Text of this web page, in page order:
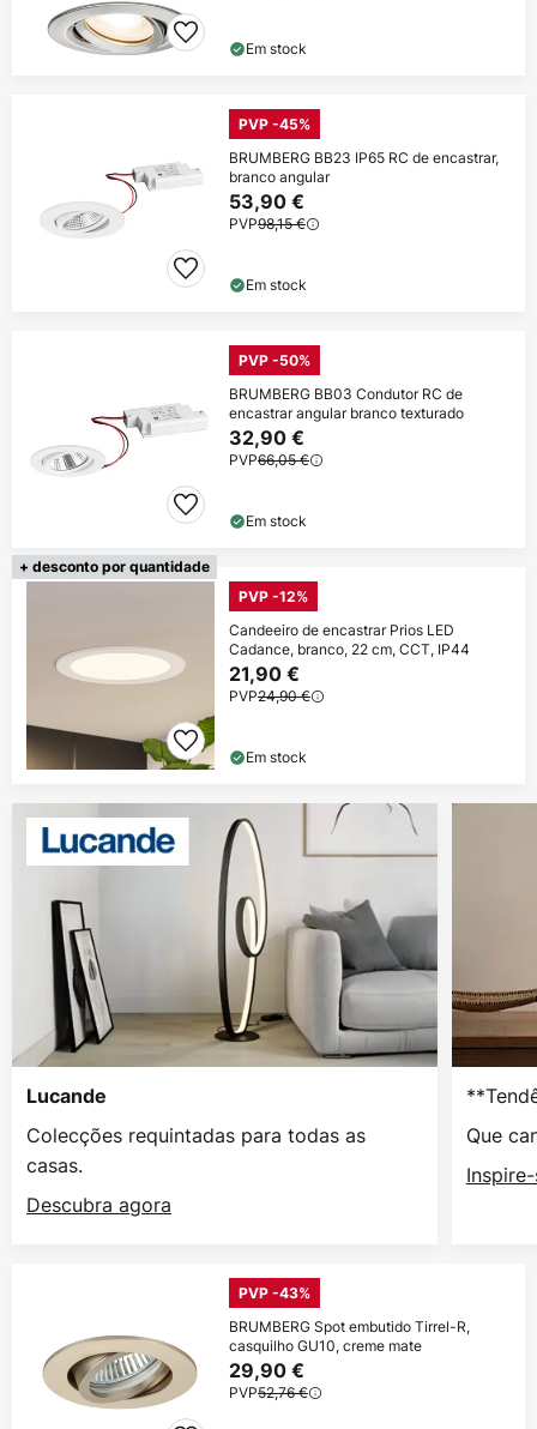
Em stock
PVP -45%
BRUMBERG BB23 IP65 RC de encastrar,
branco angular
53,90 €
PVP98,15 €
Em stock
PVP -50%
BRUMBERG BB03 Condutor RC de
encastrar angular branco texturado
32,90 €
PVP66,05 €
Em stock
+ desconto por quantidade
PVP -12%
Candeeiro de encastrar Prios LED
Cadance, branco, 22 cm, CCT, IP44
21,90 €
PVP24,90 €
Em stock
Lucande
Colecções requintadas para todas as
casas.
Descubra agora
Que
PVP -43%
BRUMBERG Spot embutido Tirrel-R,
casquilho GU10, creme mate
29,90 €
PVP52,76 €